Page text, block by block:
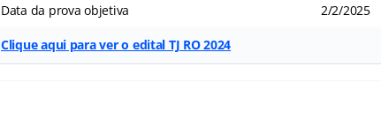
Data da prova objetiva 2/2/2025
Clique aqui para ver o edital TJ RO 2024